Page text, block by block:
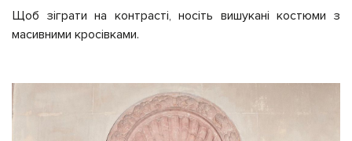
Щоб зіграти на контрасті, носіть вишукані костюми з
масивними кросівками.